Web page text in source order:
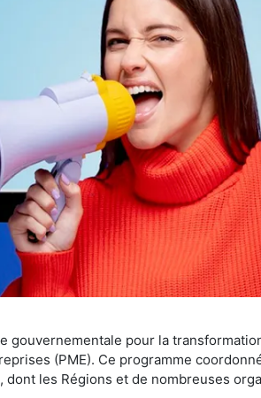
gouvernementale pour la
(PME). Ce programme
dont les Régions et de nombreuses